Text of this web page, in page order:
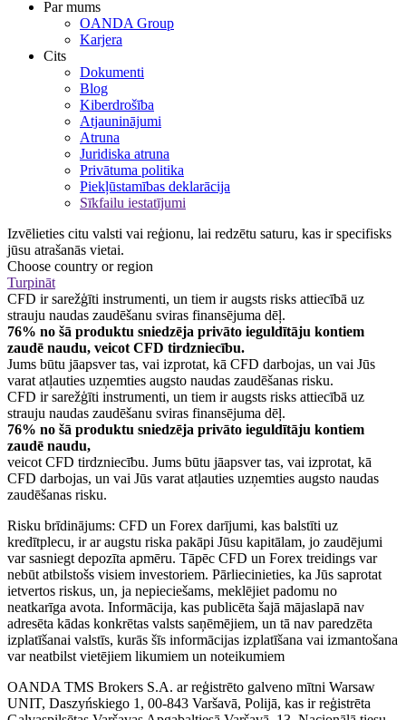
Par mums
OANDA Group
Karjera
Cits
Dokumenti
Blog
Kiberdrošība
Atjauninājumi
Atruna
Juridiska atruna
Privātuma politika
Piekļūstamības deklarācija
Sīkfailu iestatījumi
Izvēlieties citu valsti vai reģionu, lai redzētu saturu, kas ir specifisks
jūsu atrašanās vietai.
Choose country or region
Turpināt
CFD ir sarežģīti instrumenti, un tiem ir augsts risks attiecībā uz
strauju naudas zaudēšanu sviras finansējuma dēļ.
76% no šā produktu sniedzēja privāto ieguldītāju kontiem
zaudē naudu, veicot CFD tirdzniecību.
Jums būtu jāapsver tas, vai izprotat, kā CFD darbojas, un vai Jūs
varat atļauties uzņemties augsto naudas zaudēšanas risku.
CFD ir sarežģīti instrumenti, un tiem ir augsts risks attiecībā uz
strauju naudas zaudēšanu sviras finansējuma dēļ.
76% no šā produktu sniedzēja privāto ieguldītāju kontiem
zaudē naudu,
veicot CFD tirdzniecību. Jums būtu jāapsver tas, vai izprotat, kā
CFD darbojas, un vai Jūs varat atļauties uzņemties augsto naudas
zaudēšanas risku.
Risku brīdinājums: CFD un Forex darījumi, kas balstīti uz
kredītplecu, ir ar augstu riska pakāpi Jūsu kapitālam, jo zaudējumi
var sasniegt depozīta apmēru. Tāpēc CFD un Forex treidings var
nebūt atbilstošs visiem investoriem. Pārliecinieties, ka Jūs saprotat
ietvertos riskus, un, ja nepieciešams, meklējiet padomu no
neatkarīga avota. Informācija, kas publicēta šajā mājaslapā nav
adresēta kādas konkrētas valsts saņēmējiem, un tā nav paredzēta
izplatīšanai valstīs, kurās šīs informācijas izplatīšana vai izmantošana
var neatbilst vietējiem likumiem un noteikumiem
OANDA TMS Brokers S.A. ar reģistrēto galveno mītni Warsaw
UNIT, Daszyńskiego 1, 00-843 Varšavā, Polijā, kas ir reģistrēta